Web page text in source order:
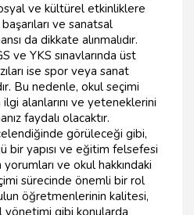
sosyal ve kültürel etkinliklere
başarıları ve sanatsal
da dikkate alınmalıdır.
ve YKS sınavlarında üst
ise spor veya sanat
Bu nedenle, okul seçimi
alanlarını ve yeteneklerini
faydalı olacaktır.
görüleceği gibi,
bir yapısı ve eğitim felsefesi
ve okul hakkındaki
sürecinde önemli bir rol
öğretmenlerinin kalitesi,
gibi konularda